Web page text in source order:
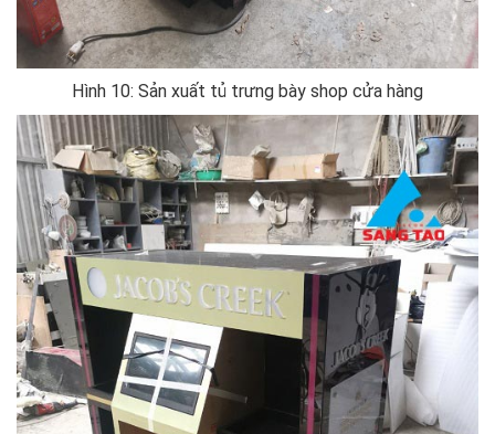
Hình 10: Sản xuất tủ trưng bày shop cửa hàng